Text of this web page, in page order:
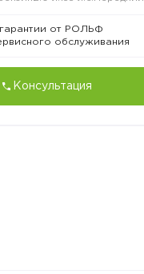
гарантии от РОЛЬФ
обслуживания
Консультация